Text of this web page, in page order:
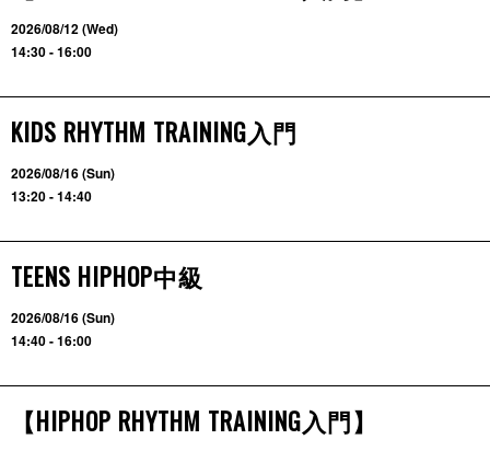
2026/08/12 (Wed)
14:30 - 16:00
KIDS RHYTHM TRAINING入門
2026/08/16 (Sun)
13:20 - 14:40
TEENS HIPHOP中級
2026/08/16 (Sun)
14:40 - 16:00
【HIPHOP RHYTHM TRAINING入門】